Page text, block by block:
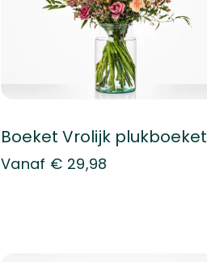
Boeket Vrolijk plukboeket
Vanaf € 29,98